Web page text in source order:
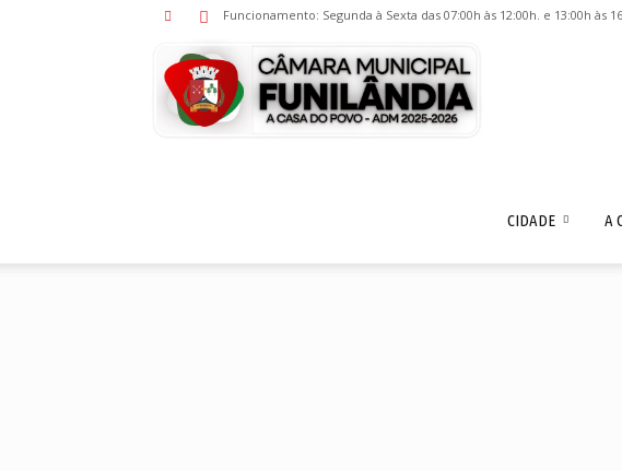
Funcionamento: Segunda à Sexta das 07:00h às 12:00h. e 13:00h às
CIDADE A